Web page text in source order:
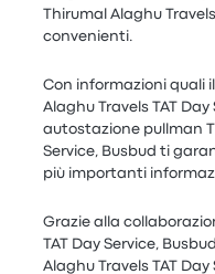
Thirumal Alaghu
convenienti.
Con informazioni quali
Alaghu Travels TAT
autostazione pullman
Service, Busbud ti
più importanti
Grazie alla
TAT Day Service,
Alaghu Travels TAT